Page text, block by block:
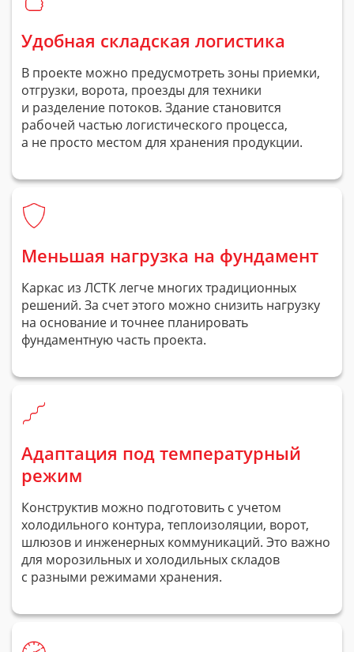
Удобная складская логистика
В проекте можно предусмотреть зоны приемки,
отгрузки, ворота, проезды для техники
и разделение потоков. Здание становится
рабочей частью логистического процесса,
а не просто местом для хранения продукции.
Меньшая нагрузка на фундамент
Каркас из ЛСТК легче многих традиционных
решений. За счет этого можно снизить нагрузку
на основание и точнее планировать
фундаментную часть проекта.
Адаптация под температурный
режим
Конструктив можно подготовить с учетом
холодильного контура, теплоизоляции, ворот,
шлюзов и инженерных коммуникаций. Это важно
для морозильных и холодильных складов
с разными режимами хранения.